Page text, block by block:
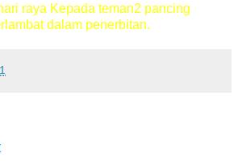
raya Kepada teman2 pancing
dalam penerbitan.